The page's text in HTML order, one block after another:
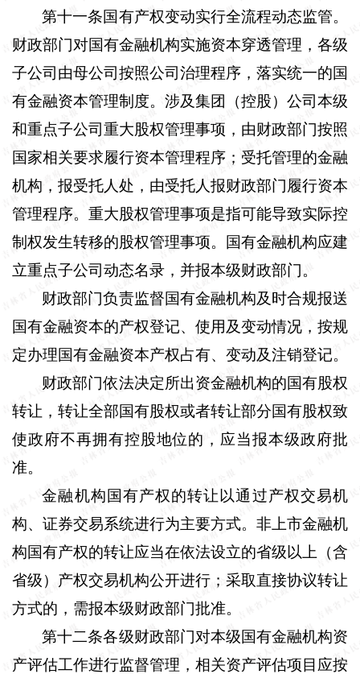
第十一条国有产权变动实行全流程动态监管。
财政部门对国有金融机构实施资本穿透管理，各级
子公司由母公司按照公司治理程序，落实统一的国
有金融资本管理制度。涉及集团（控股）公司本级
和重点子公司重大股权管理事项，由财政部门按照
国家相关要求履行资本管理程序；受托管理的金融
机构，报受托人处，由受托人报财政部门履行资本
管理程序。重大股权管理事项是指可能导致实际控
制权发生转移的股权管理事项。国有金融机构应建
立重点子公司动态名录，并报本级财政部门。
财政部门负责监督国有金融机构及时合规报送
国有金融资本的产权登记、使用及变动情况，按规
定办理国有金融资本产权占有、变动及注销登记。
财政部门依法决定所出资金融机构的国有股权
转让，转让全部国有股权或者转让部分国有股权致
使政府不再拥有控股地位的，应当报本级政府批
准。
金融机构国有产权的转让以通过产权交易机
构、证券交易系统进行为主要方式。非上市金融机
构国有产权的转让应当在依法设立的省级以上（含
省级）产权交易机构公开进行；采取直接协议转让
方式的，需报本级财政部门批准。
第十二条各级财政部门对本级国有金融机构资
产评估工作进行监督管理，相关资产评估项目应按